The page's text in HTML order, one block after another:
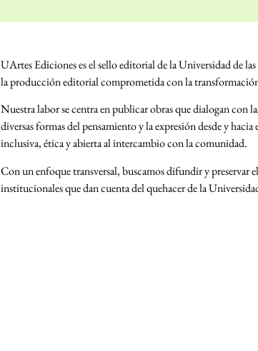
UArtes Ediciones es el sello editorial de la Universidad de
la producción editorial comprometida con la
Nuestra labor se centra en publicar obras que dialogan con
diversas formas del pensamiento y la expresión desde y
inclusiva, ética y abierta al intercambio con la comunidad.
Con un enfoque transversal, buscamos difundir y preservar
institucionales que dan cuenta del quehacer de la